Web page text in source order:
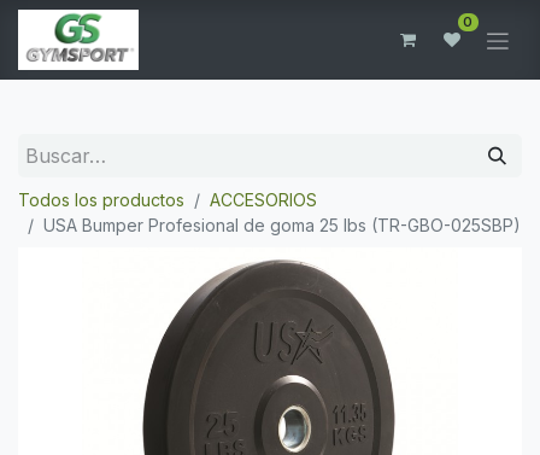
0
Todos los productos
ACCESORIOS
USA Bumper Profesional de goma 25 lbs (TR-GBO-025SBP)